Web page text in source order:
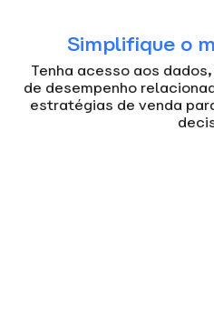
Simplifique o
Tenha acesso aos
de desempenho
estratégias de venda